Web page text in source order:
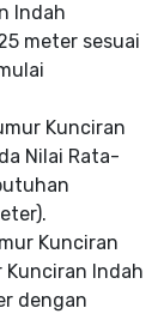
Indah
meter sesuai
Kunciran
Nilai Rata-
Kunciran
Kunciran Indah
dengan